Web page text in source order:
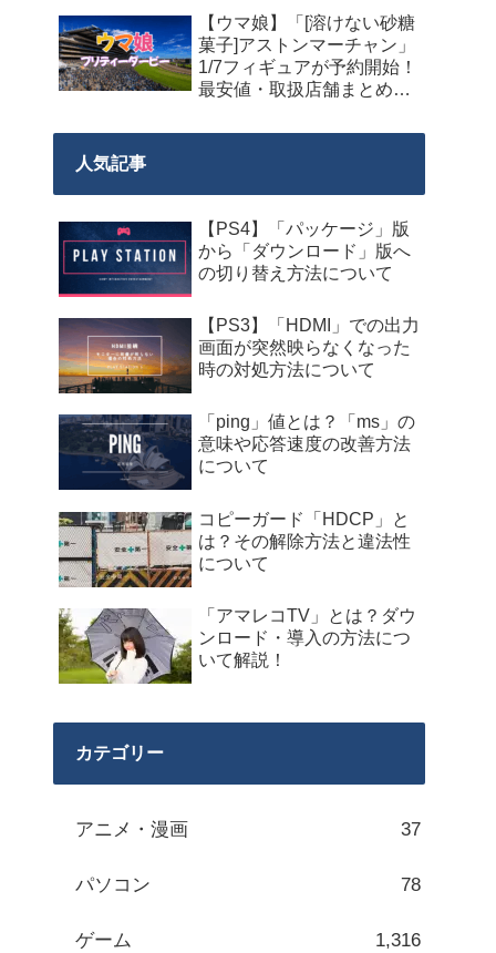
売】
【ウマ娘】「[溶けない砂糖
菓子]アストンマーチャン」
1/7フィギュアが予約開始！
最安値・取扱店舗まとめ
人気記事
【PS4】「パッケージ」版
から「ダウンロード」版へ
の切り替え方法について
【PS3】「HDMI」での出力
画面が突然映らなくなった
時の対処方法について
「ping」値とは？「ms」の
意味や応答速度の改善方法
について
コピーガード「HDCP」と
は？その解除方法と違法性
について
「アマレコTV」とは？ダウ
ンロード・導入の方法につ
いて解説！
カテゴリー
アニメ・漫画 37
パソコン 78
ゲーム 1,316